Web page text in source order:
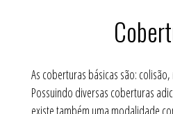
As coberturas básicas são:
Possuindo diversas coberturas
existe também uma modalidade